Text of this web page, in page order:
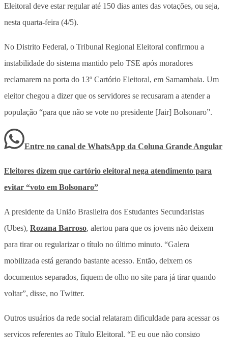
Eleitoral deve estar regular até 150 dias antes das votações, ou seja,
nesta quarta-feira (4/5).
No Distrito Federal, o Tribunal Regional Eleitoral confirmou a
instabilidade do sistema mantido pelo TSE após moradores
reclamarem na porta do 13º Cartório Eleitoral, em Samambaia. Um
eleitor chegou a dizer que os servidores se recusaram a atender a
população “para que não se vote no presidente [Jair] Bolsonaro”.
Entre no canal de WhatsApp da Coluna Grande Angular
Eleitores dizem que cartório eleitoral nega atendimento para
evitar “voto em Bolsonaro”
A presidente da União Brasileira dos Estudantes Secundaristas
(Ubes), Rozana Barroso, alertou para que os jovens não deixem
para tirar ou regularizar o título no último minuto. “Galera
mobilizada está gerando bastante acesso. Então, deixem os
documentos separados, fiquem de olho no site para já tirar quando
voltar”, disse, no Twitter.
Outros usuários da rede social relataram dificuldade para acessar os
serviços referentes ao Título Eleitoral. “E eu que não consigo